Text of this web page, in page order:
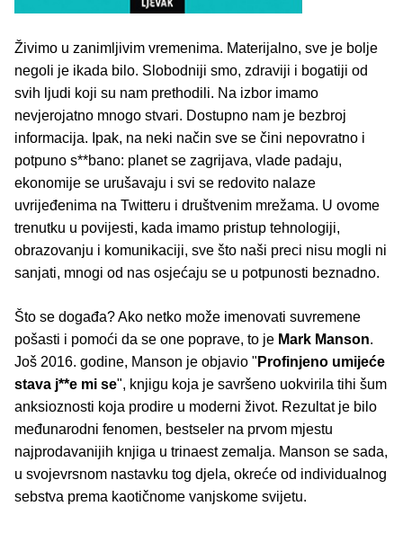
Živimo u zanimljivim vremenima. Materijalno, sve je bolje
negoli je ikada bilo. Slobodniji smo, zdraviji i bogatiji od
svih ljudi koji su nam prethodili. Na izbor imamo
nevjerojatno mnogo stvari. Dostupno nam je bezbroj
informacija. Ipak, na neki način sve se čini nepovratno i
potpuno s**bano: planet se zagrijava, vlade padaju,
ekonomije se urušavaju i svi se redovito nalaze
uvrijeđenima na Twitteru i društvenim mrežama. U ovome
trenutku u povijesti, kada imamo pristup tehnologiji,
obrazovanju i komunikaciji, sve što naši preci nisu mogli ni
sanjati, mnogi od nas osjećaju se u potpunosti beznadno.
Što se događa? Ako netko može imenovati suvremene
pošasti i pomoći da se one poprave, to je Mark Manson.
Još 2016. godine, Manson je objavio " Profinjeno umijeće
stava j**e mi se", knjigu koja je savršeno uokvirila tihi šum
anksioznosti koja prodire u moderni život. Rezultat je bilo
međunarodni fenomen, bestseler na prvom mjestu
najprodavanijih knjiga u trinaest zemalja. Manson se sada,
u svojevrsnom nastavku tog djela, okreće od individualnog
sebstva prema kaotičnome vanjskome svijetu.